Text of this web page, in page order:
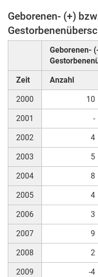
Geborenen- (+)
Geborenen-
Zeit Anzahl
2000 10
2001 -
2002 4
2003 5
2004 8
2005 4
2006 3
2007 9
2008 2
2009 -4